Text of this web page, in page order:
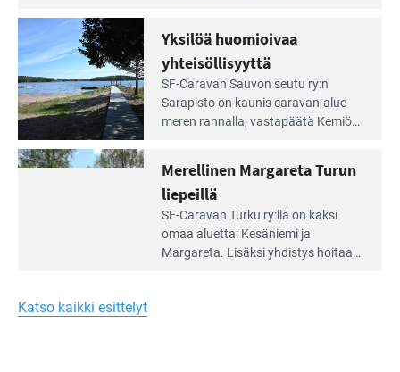
äärellä
ja
vehreän
virkistysalueen
laidalla
virkistysalueesta.
Lue
Leirintäoppaan
artikkeli:
Yksilöä
huomioivaa
yhteisöllisyyttä
Yksilöä huomioivaa
yhteisöllisyyttä
SF-Caravan Sauvon seutu ry:n
Sarapisto on kaunis caravan-alue
meren rannalla, vasta­päätä Kemiön
kymmenen paikkaa ilman sähköä.
Turun
liepeillä
Merellinen Margareta Turun
liepeillä
SF-Caravan Turku ry:llä on kaksi
omaa aluet­ta: Kesäniemi ja
Margareta. Lisäksi yhdis­tys hoitaa
Katso kaikki esittelyt